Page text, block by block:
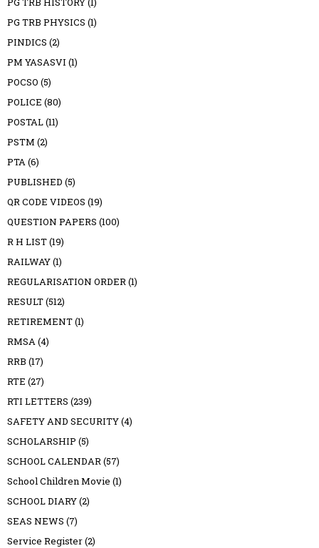
PG TRB PHYSICS (1)
PINDICS (2)
PM YASASVI (1)
POCSO (5)
POLICE (80)
POSTAL(11)
PSTM (2)
PTA(6)
PUBLISHED (5)
QR CODE VIDEOS (19)
QUESTION PAPERS (100)
R H LIST(19)
RAILWAY(1)
REGULARISATION ORDER(1)
RESULT(512)
RETIREMENT(1)
RMSA(4)
RRB (17)
RTE (27)
RTI LETTERS (239)
SAFETY AND SECURITY(4)
SCHOLARSHIP (5)
SCHOOL CALENDAR(57)
School Children Movie (1)
SCHOOL DIARY(2)
SEAS NEWS (7)
Service Register(2)